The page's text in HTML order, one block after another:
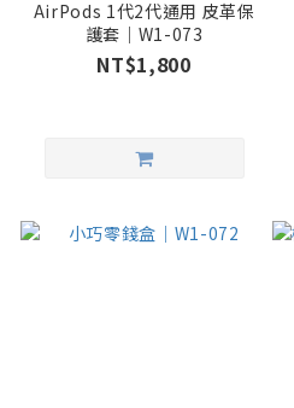
AirPods 1代2代通用 皮革保
護套｜W1-073
NT$1,800